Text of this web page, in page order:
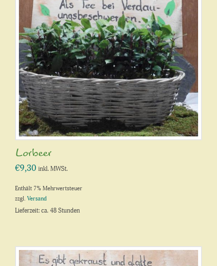
Lorbeer
€9,30 inkl. MWSt.
Enthält 7% Mehrwertsteuer
zzgl.Versand
Lieferzeit: ca. 48 Stunden